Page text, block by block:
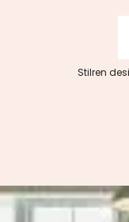
Stilren